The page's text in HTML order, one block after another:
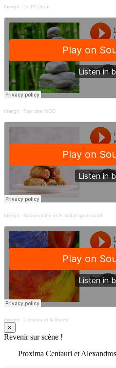
thiergir · Le Pêcheur
thiergir · Francine MOD
thiergir · Nassreddine et le sultan gourmand
thiergir · L'oiseau et la liberté
×
Revenir sur scène !
Proxima Centauri et